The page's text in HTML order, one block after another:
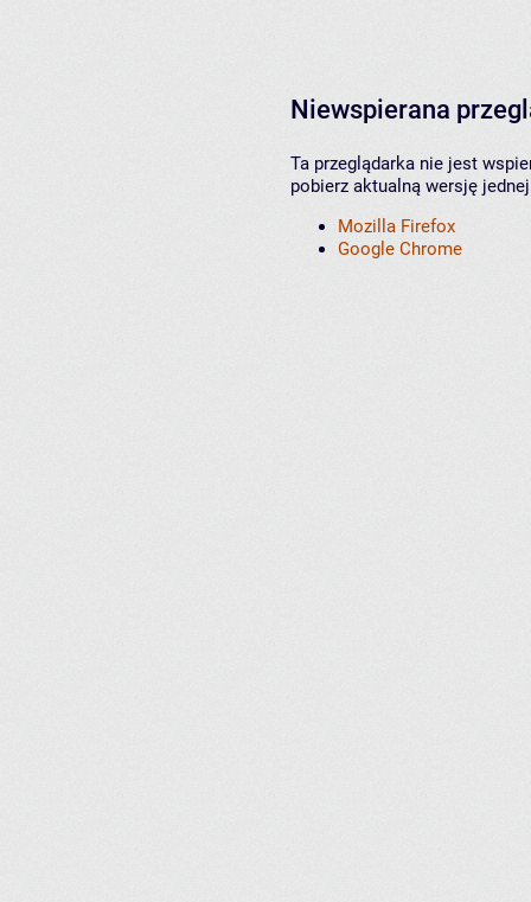
Niewspierana
Ta przeglądarka nie jest
pobierz aktualną wersję
Mozilla Firefox
Google Chrome